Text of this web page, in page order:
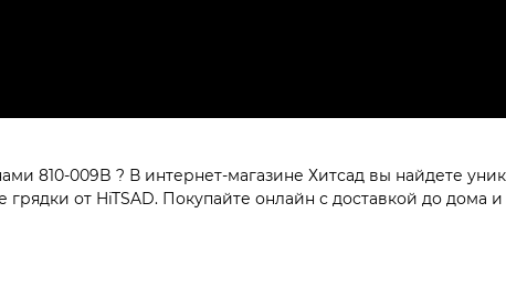
810-009B ? В интернет-магазине Хитсад вы найдете
от HiTSAD. Покупайте онлайн с доставкой до дома и